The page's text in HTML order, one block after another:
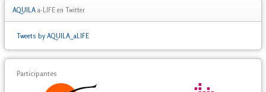
AQUILA a-LIFE en Twitter
Tweets by AQUILA_aLIFE
Participantes